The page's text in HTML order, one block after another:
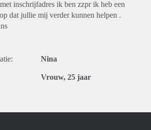
inschrijfadres ik ben zzpr ik heb een
dat jullie mij verder kunnen helpen .
Nina
Vrouw, 25 jaar